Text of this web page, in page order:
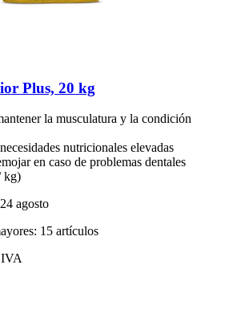
Plus, 20 kg
la musculatura y la condición
nutricionales elevadas
en caso de problemas dentales
kg)
agosto
15 artículos